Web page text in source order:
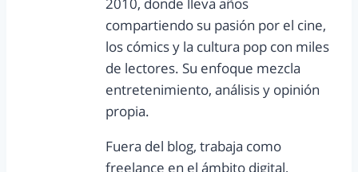
2010, donde lleva años
compartiendo su pasión por el cine,
los cómics y la cultura pop con miles
de lectores. Su enfoque mezcla
entretenimiento, análisis y opinión
propia.
Fuera del blog, trabaja como
freelance en el ámbito digital,